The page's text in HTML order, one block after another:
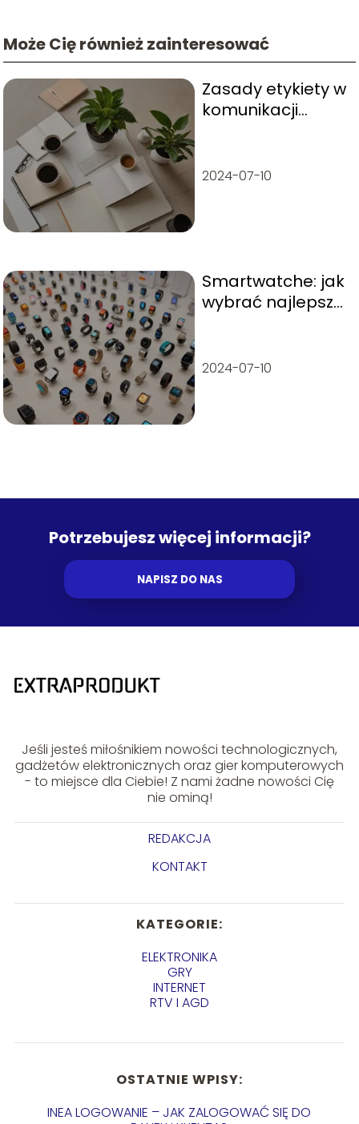
Może Cię również zainteresować
Zasady etykiety w
komunikacji
2024-07-10
Smartwatche: jak
wybrać najlepszy
2024-07-10
Potrzebujesz więcej informacji?
NAPISZ DO NAS
Jeśli jesteś miłośnikiem nowości technologicznych,
gadżetów elektronicznych oraz gier komputerowych
- to miejsce dla Ciebie! Z nami żadne nowości Cię
nie ominą!
REDAKCJA
KONTAKT
KATEGORIE:
ELEKTRONIKA
GRY
INTERNET
RTV I AGD
OSTATNIE WPISY:
INEA LOGOWANIE – JAK ZALOGOWAĆ SIĘ DO